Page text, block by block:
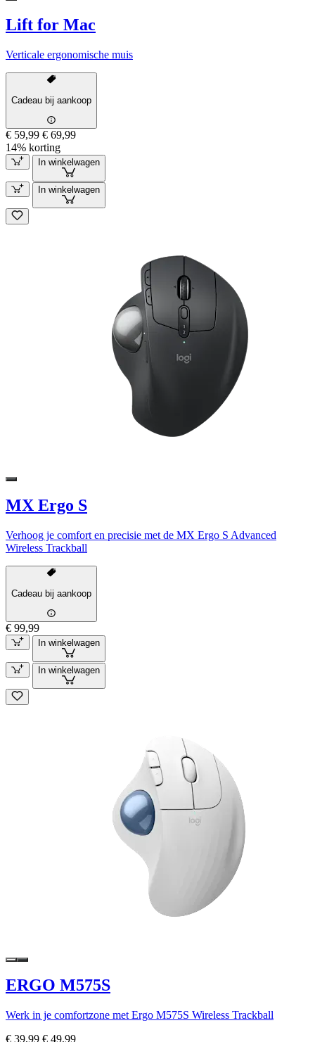
Lift for Mac
Verticale ergonomische muis
Cadeau bij aankoop
€ 59,99 € 69,99
14% korting
In winkelwagen
In winkelwagen
MX Ergo S
Verhoog je comfort en precisie met de MX Ergo S Advanced
Wireless Trackball
Cadeau bij aankoop
€ 99,99
In winkelwagen
In winkelwagen
ERGO M575S
Werk in je comfortzone met Ergo M575S Wireless Trackball
€ 39,99 € 49,99